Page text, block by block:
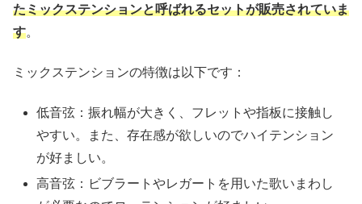
たミックステンションと呼ばれるセットが販売されていま
す。
ミックステンションの特徴は以下です：
低音弦：振れ幅が大きく、フレットや指板に接触し
やすい。また、存在感が欲しいのでハイテンション
が好ましい。
高音弦：ビブラートやレガートを用いた歌いまわし